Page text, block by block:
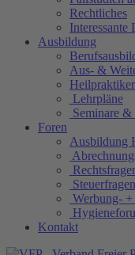
Rechtliches
Interessante
Ausbildung
Aus- &
Lehrpläne
Seminare
Foren
Ausbildung
Werbung-
Kontakt